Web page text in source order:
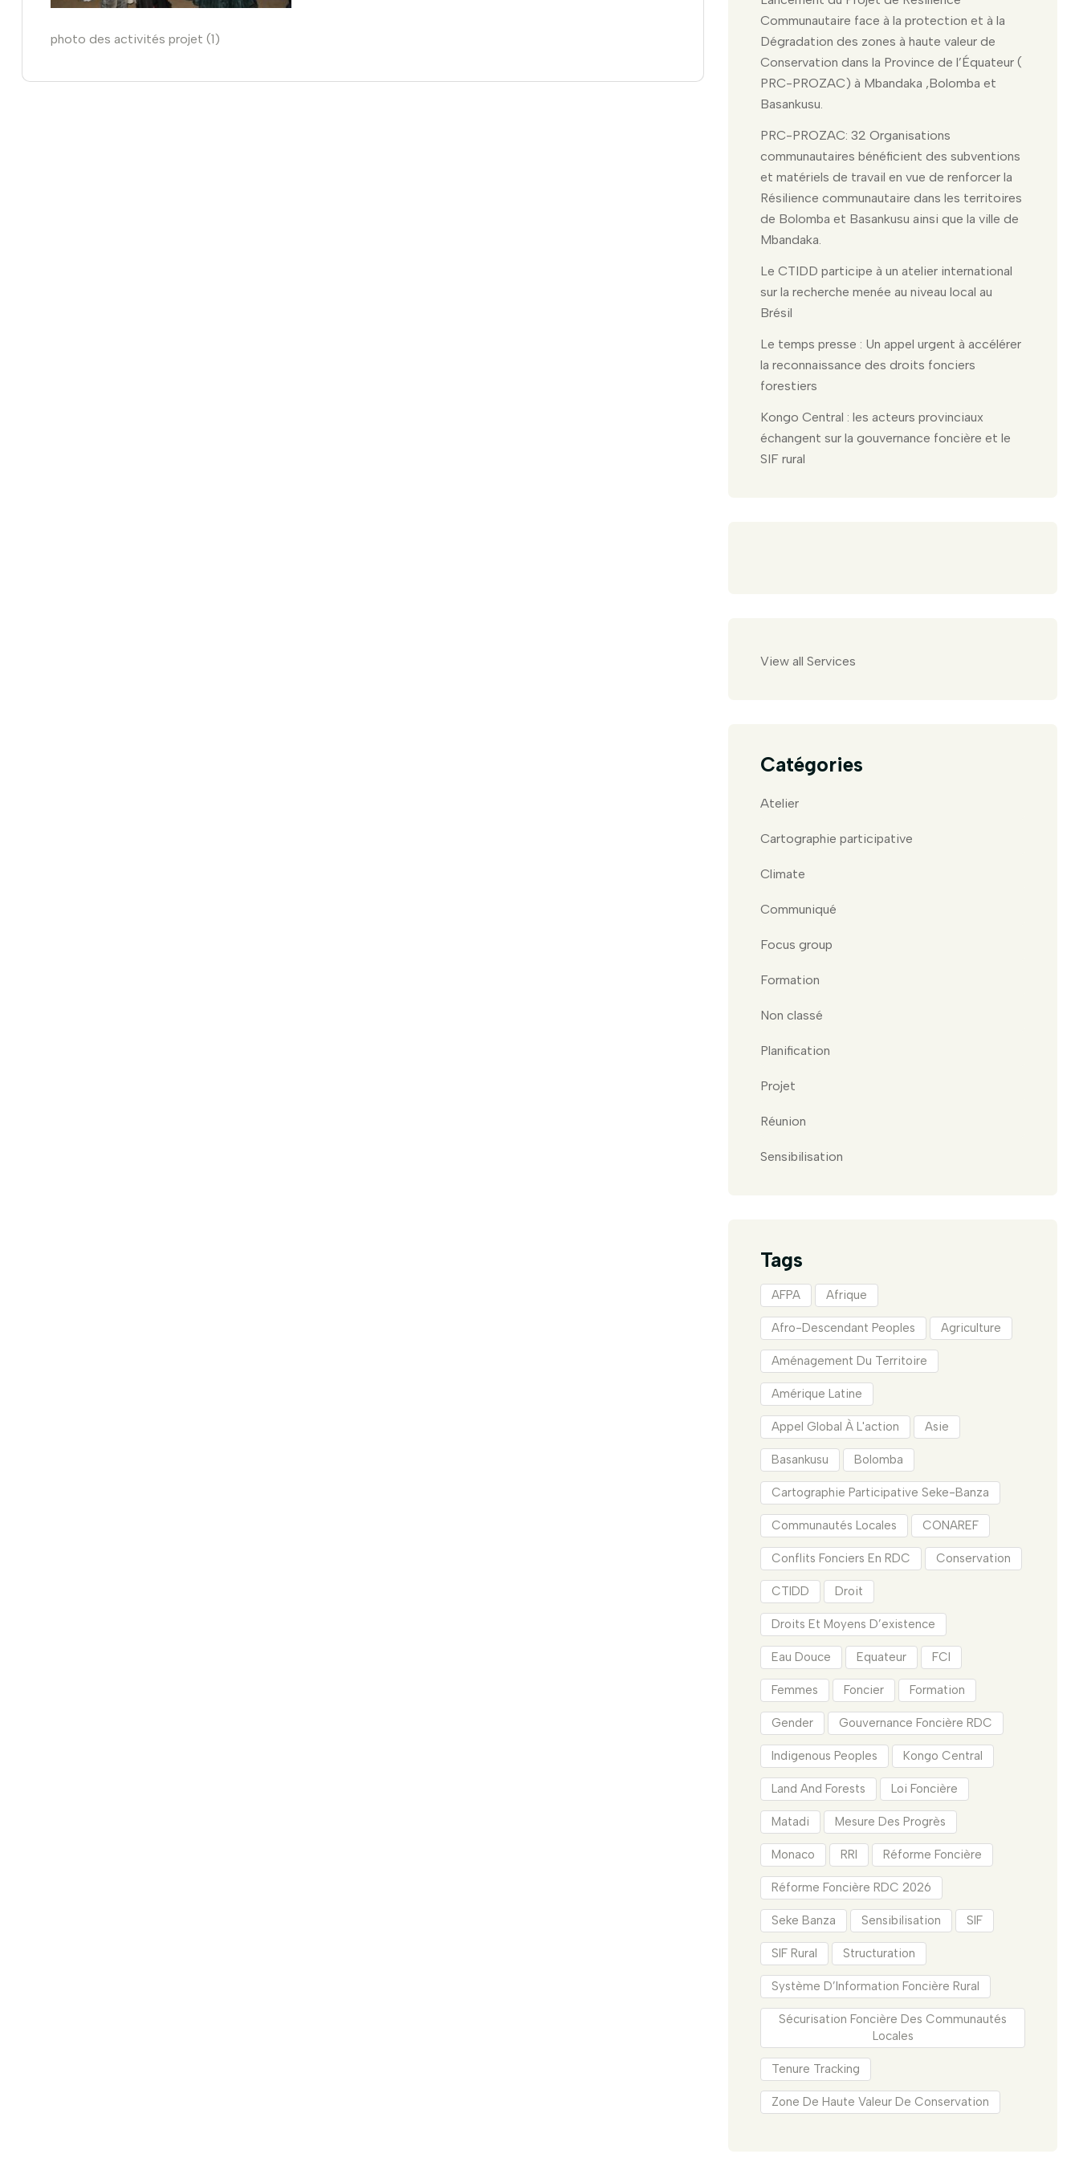
photo des activités projet (1)
Communautaire face à la protection et à la
Dégradation des zones à haute valeur de
Conservation dans la Province de l’Équateur (
PRC-PROZAC) à Mbandaka ,Bolomba et
Basankusu.
PRC-PROZAC: 32 Organisations
communautaires bénéficient des subventions
et matériels de travail en vue de renforcer la
Résilience communautaire dans les territoires
de Bolomba et Basankusu ainsi que la ville de
Mbandaka.
Le CTIDD participe à un atelier international
sur la recherche menée au niveau local au
Brésil
Le temps presse : Un appel urgent à accélérer
la reconnaissance des droits fonciers
forestiers
Kongo Central : les acteurs provinciaux
échangent sur la gouvernance foncière et le
SIF rural
View all Services
Catégories
Atelier
Cartographie participative
Climate
Communiqué
Focus group
Formation
Non classé
Planification
Projet
Réunion
Sensibilisation
Tags
AFPA Afrique
Afro-Descendant Peoples Agriculture
Aménagement Du Territoire
Amérique Latine
Appel Global À L'action Asie
Basankusu Bolomba
Cartographie Participative Seke-Banza
Communautés Locales CONAREF
Conflits Fonciers En RDC Conservation
CTIDD Droit
Droits Et Moyens D’existence
Eau Douce Equateur FCI
Femmes Foncier Formation
Gender Gouvernance Foncière RDC
Indigenous Peoples Kongo Central
Land And Forests Loi Foncière
Matadi Mesure Des Progrès
Monaco RRI Réforme Foncière
Réforme Foncière RDC 2026
Seke Banza Sensibilisation SIF
SIF Rural Structuration
Système D’Information Foncière Rural
Sécurisation Foncière Des Communautés
Locales
Tenure Tracking
Zone De Haute Valeur De Conservation